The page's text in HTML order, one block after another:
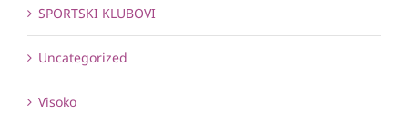
SPORTSKI KLUBOVI
Uncategorized
Visoko